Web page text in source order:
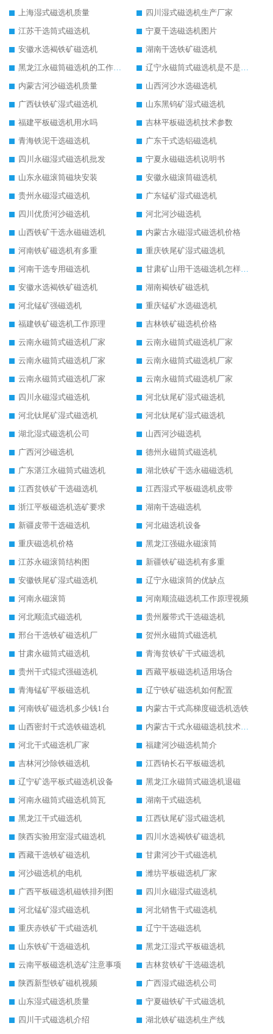
上海湿式磁选机质量
四川湿式磁选机生产厂家
江苏干选筒式磁选机
宁夏干选磁选机图片
安徽水选褐铁矿磁选机
湖南干选铁矿磁选机
黑龙江永磁筒磁选机的工作原理
辽宁永磁筒式磁选机是不是强磁
内蒙古河沙磁选机质量
山西河沙水选磁选机
广西钛铁矿湿式磁选机
山东黑钨矿湿式磁选机
福建平板磁选机用水吗
吉林平板磁选机技术参数
青海铁泥干选磁选机
广东干式选铝磁选机
四川永磁湿式磁选机批发
宁夏永磁磁选机说明书
山东永磁滚筒磁块安装
安徽永磁滚筒磁选机
贵州永磁湿式磁选机
广东锰矿湿式磁选机
四川优质河沙磁选机
河北河沙磁选机
山西铁矿干选永磁磁选机
内蒙古永磁湿式磁选机价格
河南铁矿磁选机有多重
重庆铁尾矿湿式磁选机
河南干选专用磁选机
甘肃矿山用干选磁选机怎样调磁
安徽水选褐铁矿磁选机
湖南褐铁矿磁选机
河北锰矿强磁选机
重庆锰矿水选磁选机
福建铁矿磁选机工作原理
吉林铁矿磁选机价格
云南永磁筒式磁选机厂家
云南永磁筒式磁选机厂家
云南永磁筒式磁选机厂家
云南永磁筒式磁选机厂家
云南永磁筒式磁选机厂家
云南永磁筒式磁选机厂家
四川永磁湿式磁选机
河北钛尾矿湿式磁选机
河北钛尾矿湿式磁选机
河北钛尾矿湿式磁选机
湖北湿式磁选机公司
山西河沙磁选机
广西河沙磁选机
德州永磁筒式磁选机
广东湛江永磁筒式磁选机
湖北铁矿干选永磁磁选机
江西贫铁矿干选磁选机
江西湿式平板磁选机皮带
浙江平板磁选机选矿要求
湖南干选磁选机
新疆皮带干选磁选机
河北磁选机设备
重庆磁选机价格
黑龙江强磁永磁滚筒
江苏永磁滚筒结构图
新疆铁矿磁选机有多重
安徽铁尾矿湿式磁选机
辽宁永磁滚筒的优缺点
河南永磁滚筒
河南顺流磁选机工作原理视频
河北顺流式磁选机
贵州履带式干选磁选机
邢台干选铁矿磁选机厂
贺州永磁筒式磁选机
甘肃永磁筒式磁选机
青海贫铁矿干式磁选机
贵州干式辊式强磁选机
西藏平板磁选机适用场合
青海锰矿平板磁选机
辽宁铁矿磁选机如何配置
河南铁矿磁选机多少钱1台
内蒙古干式高梯度磁选机选铁
山西密封干式选铁磁选机
内蒙古干式永磁磁选机技术要求
河北干式磁选机厂家
福建河沙磁选机简介
吉林河沙除铁磁选机
江西钠长石平板磁选机
辽宁矿选平板式磁选机设备
黑龙江永磁筒式磁选机退磁
河南永磁筒式磁选机筒瓦
湖南干式磁选机
黑龙江干式磁选机
江西钛尾矿湿式磁选机
陕西实验用室湿式磁选机
四川水选褐铁矿磁选机
西藏干选铁矿磁选机
甘肃河沙干式磁选机
河沙磁选机的电机
潍坊平板磁选机厂家
广西平板磁选机磁铁排列图
四川永磁湿式磁选机
河北锰矿湿式磁选机
河北销售干式磁选机
重庆赤铁矿干式磁选机
辽宁干选磁选机
山东铁矿干选磁选机
黑龙江湿式平板磁选机
云南平板磁选机选矿注意事项
吉林贫铁矿干选磁选机
陕西新型铁矿磁机视频
广西湿式磁选机公司
山东湿式磁选机质量
宁夏磁铁矿干式磁选机
四川干式磁选机介绍
湖北铁矿磁选机生产线